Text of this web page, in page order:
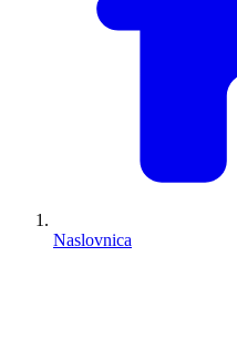
Naslovnica